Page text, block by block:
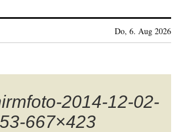
Do, 6. Aug 2026
2014-12-02-
667×423